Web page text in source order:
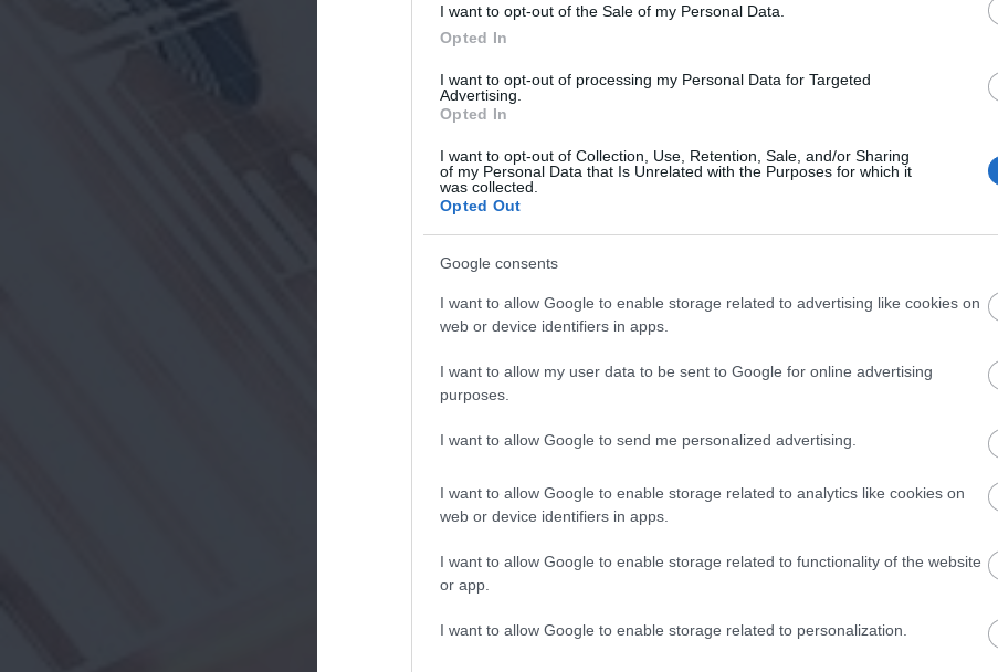
I want to opt-out of the Sale of my Personal Data.
Opted In
I want to opt-out of processing my Personal Data for Targeted
Advertising.
Opted In
I want to opt-out of Collection, Use, Retention, Sale, and/or Sharing
of my Personal Data that Is Unrelated with the Purposes for which it
was collected.
Opted Out
Google consents
I want to allow Google to enable storage related to advertising like cookies on
web or device identifiers in apps.
I want to allow my user data to be sent to Google for online advertising
purposes.
I want to allow Google to send me personalized advertising.
I want to allow Google to enable storage related to analytics like cookies on
web or device identifiers in apps.
I want to allow Google to enable storage related to functionality of the website
or app.
I want to allow Google to enable storage related to personalization.